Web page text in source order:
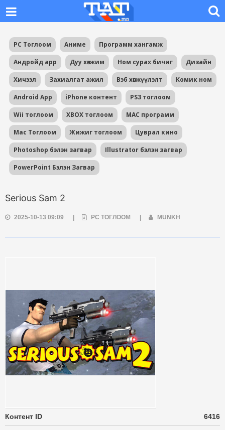
PC Тоглоом Аниме Программ хангамж
Андройд app Дуу хөгжим Ном сурах бичиг Дизайн
Хичээл Захиалгат ажил Вэб хөгжүүлэлт Комик ном
Android App iPhone контент PS3 тоглоом
Wii тоглоом XBOX тоглоом MAC программ
Mac Тоглоом Жижиг тоглоом Цуврал кино
Photoshop бэлэн загвар Illustrator бэлэн загвар
PowerPoint Бэлэн Загвар
Serious Sam 2
2025-10-13 09:09 PC ТОГЛООМ MUNKH
Контент ID 6416